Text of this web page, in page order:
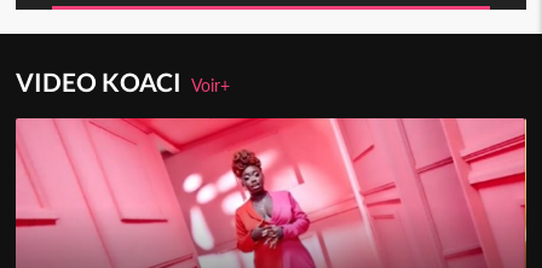
VIDEO KOACIVoir+